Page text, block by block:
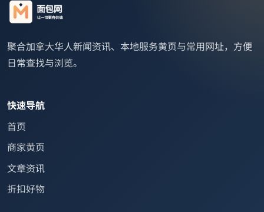
聚合加拿大华人新闻资讯、本地服务黄页与常用网址，方便
日常查找与浏览。
快速导航
首页
商家黄页
文章资讯
折扣好物